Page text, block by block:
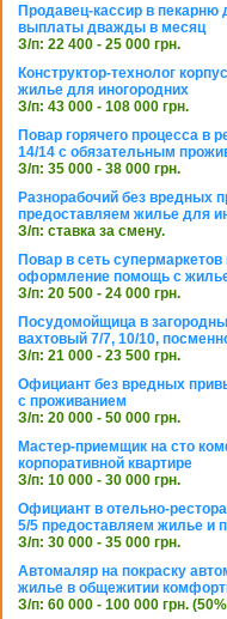
Продавец-кассир в
выплаты дважды в месяц
З/п: 22 400 - 25 000 грн.
Конструктор-технолог
жилье для иногородних
З/п: 43 000 - 108 000 грн.
Повар горячего процесса в
14/14 с обязательным
З/п: 35 000 - 38 000 грн.
Разнорабочий без вредных
предоставляем жилье для
З/п: ставка за смену.
Повар в сеть
оформление помощь с
З/п: 20 500 - 24 000 грн.
Посудомойщица в
вахтовый 7/7, 10/10,
З/п: 21 000 - 23 500 грн.
Официант без вредных
с проживанием
З/п: 20 000 - 50 000 грн.
Мастер-приемщик на сто
корпоративной квартире
З/п: 10 000 - 30 000 грн.
Официант в отельно-
5/5 предоставляем жилье и
З/п: 30 000 - 35 000 грн.
Автомаляр на покраску
жилье в общежитии
З/п: 60 000 - 100 000 грн.